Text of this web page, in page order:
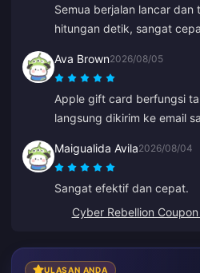
Semua berjalan lancar
hitungan detik, sangat
Ava Brown2026/08/05
Apple gift card berfungsi
langsung dikirim ke email
Maigualida Avila2026/08/04
Sangat efektif dan cepat.
Cyber Rebellion
ULASAN ANDA